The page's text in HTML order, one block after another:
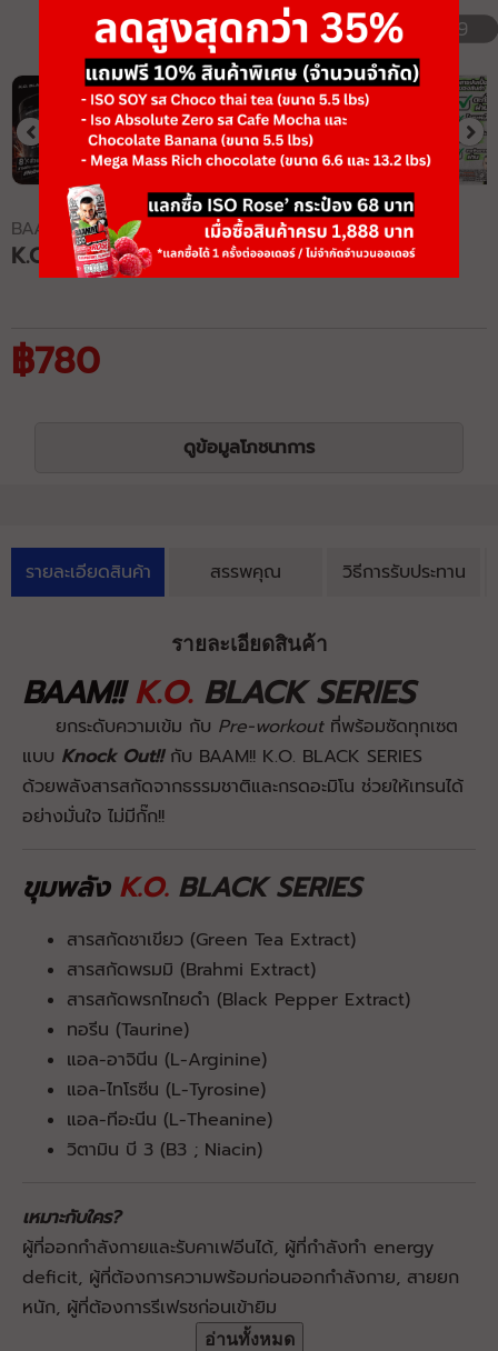
1/9
BAAM!!
K.O. BLACK SERIES
฿780
ดูข้อมูลโภชนาการ
รายละเอียดสินค้า สรรพคุณ วิธีการรับประทาน
รายละเอียดสินค้า
BAAM!! K.O. BLACK SERIES
ยกระดับความเข้ม กับ Pre-workout ที่พร้อมซัดทุกเซต
แบบ Knock Out!! กับ BAAM!! K.O. BLACK SERIES
ด้วยพลังสารสกัดจากธรรมชาติและกรดอะมิโน ช่วยให้เทรนได้
อย่างมั่นใจ ไม่มีกั๊ก!!
ขุมพลัง K.O. BLACK SERIES
สารสกัดชาเขียว (Green Tea Extract)
สารสกัดพรมมิ (Brahmi Extract)
สารสกัดพรกไทยดำ (Black Pepper Extract)
ทอรีน (Taurine)
แอล-อาจินีน (L-Arginine)
แอล-ไทโรซีน (L-Tyrosine)
แอล-ทีอะนีน (L-Theanine)
วิตามิน บี 3 (B3 ; Niacin)
เหมาะกับใคร?
ผู้ที่ออกกำลังกายและรับคาเฟอีนได้, ผู้ที่กำลังทำ energy
deficit, ผู้ที่ต้องการความพร้อมก่อนออกกำลังกาย, สายยก
หนัก, ผู้ที่ต้องการรีเฟรชก่อนเข้ายิม
อ่านทั้งหมด